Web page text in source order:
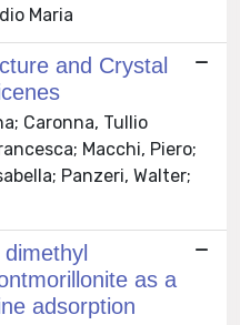
Maria
and Crystal
Caronna, Tullio
Macchi, Piero;
Panzeri, Walter;
as a
adsorption